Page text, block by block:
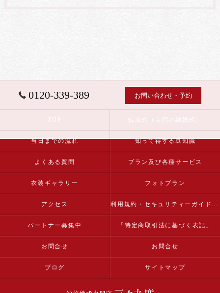
0120-339-389 お問い合わせ・予約
当日までの流れ 知って得する豆知識
よくある質問 プラン及び各種サービス
衣装ギャラリー フォトプラン
アクセス 利用規約・セキュリティーガイドライン
パートナー募集中 「特定商取引法に基づく表記」
お問合せ お問合せ
ブログ サイトマップ